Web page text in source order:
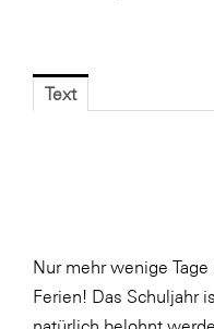
Darbo
EY
FG UBIT Salzburg
Text
Nur mehr wenige
Ferien! Das Schuljahr